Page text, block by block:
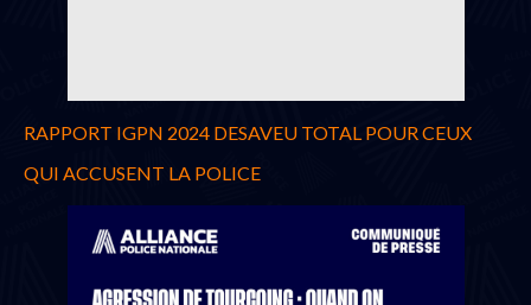
RAPPORT IGPN 2024 DESAVEU TOTAL POUR CEUX
QUI ACCUSENT LA POLICE